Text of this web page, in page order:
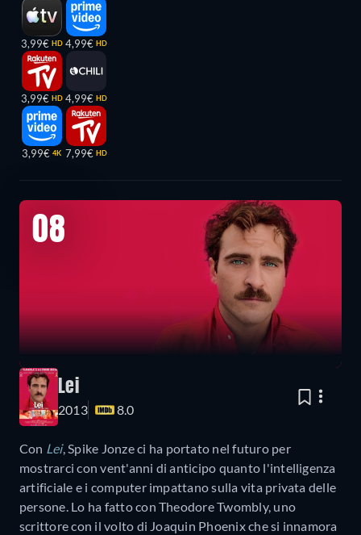
3,99€ HD
3,99€ HD
3,99€ 4K
4,99€ HD
4,99€ HD
7,99€ HD
08
Lei
2013 8.0
Con Lei, Spike Jonze ci ha portato nel futuro per
mostrarci con vent'anni di anticipo quanto l'intelligenza
artificiale e i computer impattano sulla vita privata delle
persone. Lo ha fatto con Theodore Twombly, uno
scrittore con il volto di Joaquin Phoenix che si innamora